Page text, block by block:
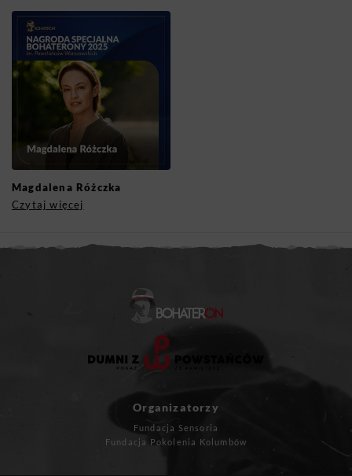
Magdalena Różczka
Czytaj więcej
Organizatorzy
Fundacja Sensoria
Fundacja Pokolenia Kolumbów